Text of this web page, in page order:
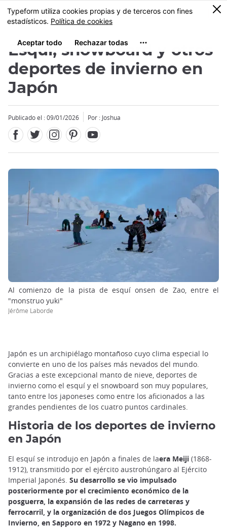
Tamaño
MENU
0
Esquí, snowboard y otros
deportes de invierno en
Japón
Publicado el : 09/01/2026 Por : Joshua
Al comienzo de la pista de esquí onsen de Zao, entre el
"monstruo yuki"
Jérôme Laborde
Japón es un archipiélago montañoso cuyo clima especial lo
convierte en uno de los países más nevados del mundo.
Gracias a este excepcional manto de nieve, deportes de
invierno como el esquí y el snowboard son muy populares,
tanto entre los japoneses como entre los aficionados a las
grandes pendientes de los cuatro puntos cardinales.
Historia de los deportes de invierno
en Japón
El esquí se introdujo en Japón a finales de laera Meiji (1868-
1912), transmitido por el ejército austrohúngaro al Ejército
Imperial Japonés. Su desarrollo se vio impulsado
posteriormente por el crecimiento económico de la
posguerra, la expansión de las redes de carreteras y
ferrocarril, y la organización de dos Juegos Olímpicos de
Invierno, en Sapporo en 1972 y Nagano en 1998.